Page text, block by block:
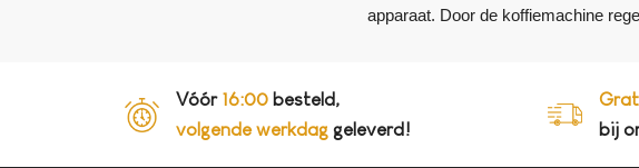
apparaat. Door de koffiemachine
Vóór 16:00 besteld,
volgende werkdag geleverd!
bij